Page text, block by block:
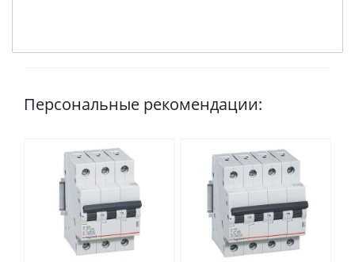
Персональные рекомендации: